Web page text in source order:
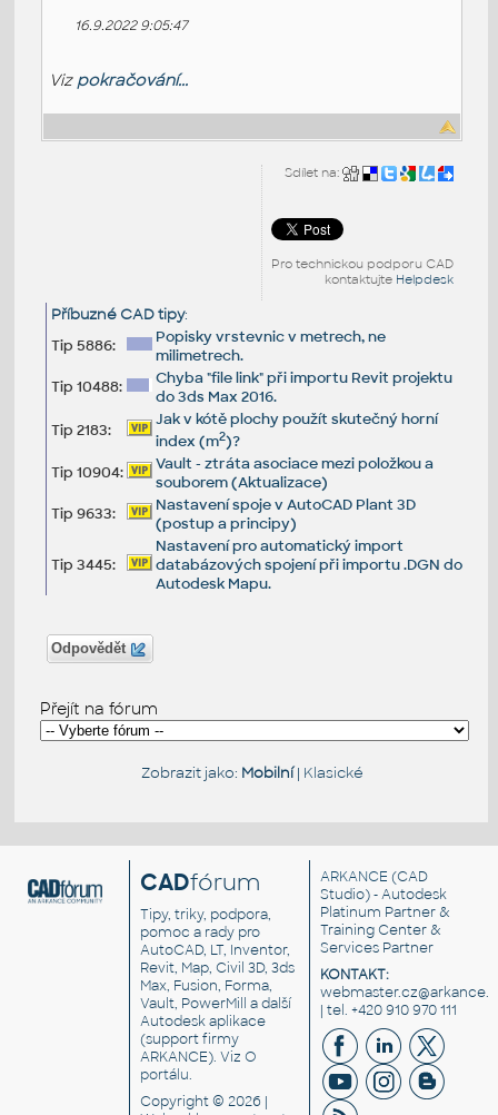
16.9.2022 9:05:47
Viz pokračování...
Sdílet na:
Pro technickou podporu CAD
kontaktujte Helpdesk
Příbuzné CAD tipy:
Tip 5886:
Popisky vrstevnic v metrech, ne
milimetrech.
Tip 10488:
Chyba "file link" při importu Revit projektu
do 3ds Max 2016.
Tip 2183:
Jak v kótě plochy použít skutečný horní
index (m2)?
Tip 10904:
Vault - ztráta asociace mezi položkou a
souborem (Aktualizace)
Tip 9633:
Nastavení spoje v AutoCAD Plant 3D
(postup a principy)
Tip 3445:
Nastavení pro automatický import
databázových spojení při importu .DGN do
Autodesk Mapu.
Odpovědět
Přejít na fórum
Zobrazit jako: Mobilní| Klasické
CADfórum
Tipy, triky, podpora,
pomoc a rady pro
AutoCAD, LT, Inventor,
Revit, Map, Civil 3D, 3ds
Max, Fusion, Forma,
Vault, PowerMill a další
Autodesk aplikace
(support firmy
ARKANCE). VizO
portálu.
Copyright © 2026 |
ARKANCE (CAD
Studio) - Autodesk
Platinum Partner &
Training Center &
Services Partner
KONTAKT:
| tel. +420 910 970 111